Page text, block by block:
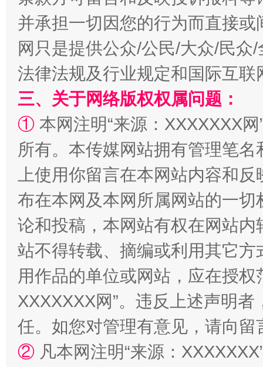
国家大学科技园优化重塑工作
扯下公款旅游的“隐身衣” 如何以
并承担一切因您的行为而直接
网只是提供公众/公民/大众/民
法律法规及行业规定和国际互
三、关于网络版权权属问题：
① 本网注明“来源：XXXXXXX
所有。本传媒网站拥有管理笔
上使用你留言在本网站内容和
布在本网及本网所属网站的一
论和投稿，本网站有权在网站
站不得转载、摘编或利用其它
用作品的单位或网站，应在授
XXXXXXX网”。违反上述声明
任。如您对管理有意见，请向
② 凡本网注明“来源：